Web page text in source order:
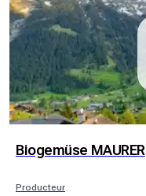
Biogemüse MAURER
Producteur